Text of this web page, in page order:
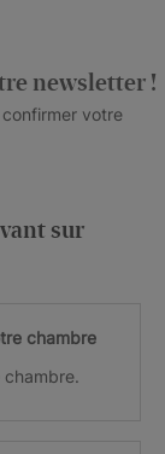
newsletter !
votre
sur
chambre
chambre.